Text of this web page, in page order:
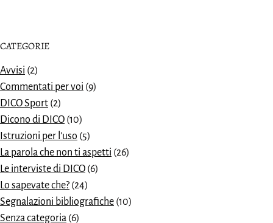
CATEGORIE
Avvisi (2)
Commentati per voi (9)
DICO Sport (2)
Dicono di DICO (10)
Istruzioni per l'uso (5)
La parola che non ti aspetti (26)
Le interviste di DICO (6)
Lo sapevate che? (24)
Segnalazioni bibliografiche (10)
Senza categoria (6)